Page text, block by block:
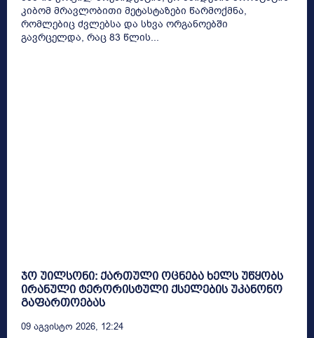
კიბომ მრავლობითი მეტასტაზები წარმოქმნა,
რომლებიც ძვლებსა და სხვა ორგანოებში
გავრცელდა, რაც 83 წლის...
ჯო უილსონი: ქართული ოცნება ხელს უწყობს
ირანული ტერორისტული ქსელების უკანონო
გაფართოებას
09 Აგვისტო 2026, 12:24